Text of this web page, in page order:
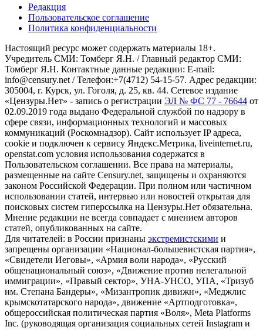
Редакция
Пользовательское соглашение
Политика конфиденциальности
Настоящий ресурс может содержать материалы 18+.
Учредитель СМИ: Томберг Я.Н. / Главный редактор СМИ:
Томберг Я.Н. Контактные данные редакции: E-mail:
info@censury.net / Телефон:+7(4712) 54-15-57. Адрес редакции:
305004, г. Курск, ул. Гоголя, д. 25, кв. 44. Сетевое издание
«Цензуры.Нет» - запись о регистрации ЭЛ № ФС 77 - 76644 от
02.09.2019 года выдано Федеральной службой по надзору в
сфере связи, информационных технологий и массовых
коммуникаций (Роскомнадзор). Сайт использует IP адреса,
cookie и подключен к сервису Яндекс.Метрика, liveinternet.ru,
openstat.com условия использования содержатся в
Пользовательском соглашении. Все права на материалы,
размещенные на сайте Censury.net, защищены и охраняются
законом Российской Федерации. При полном или частичном
использовании статей, интервью или новостей открытая для
поисковых систем гиперссылка на Цензуры.Нет обязательна.
Мнение редакции не всегда совпадает с мнением авторов
статей, опубликованных на сайте.
Для читателей: в России признаны экстремистскими и
запрещены организации «Национал-большевистская партия»,
«Свидетели Иеговы», «Армия воли народа», «Русский
общенациональный союз», «Движение против нелегальной
иммиграции», «Правый сектор», УНА-УНСО, УПА, «Тризуб
им. Степана Бандеры», «Мизантропик дивижн», «Меджлис
крымскотатарского народа», движение «Артподготовка»,
общероссийская политическая партия «Воля», Meta Platforms
Inc. (руководящая организация социальных сетей Instagram и